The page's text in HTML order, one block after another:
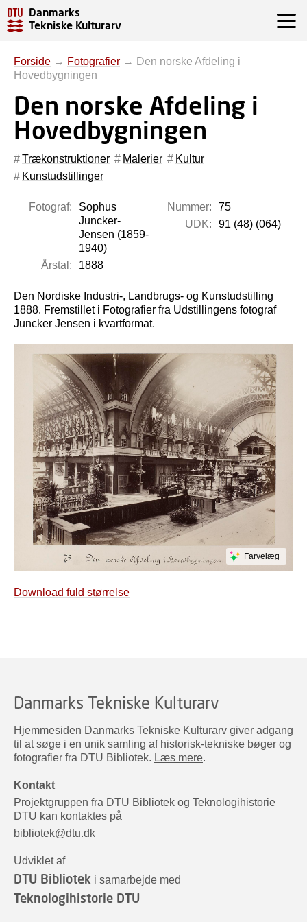
Danmarks
Tekniske Kulturarv
Forside → Fotografier → Den norske Afdeling i
Hovedbygningen
Den norske Afdeling i
Hovedbygningen
Trækonstruktioner Malerier
Kultur
Kunstudstillinger
Fotograf:
Sophus
Juncker-
Jensen (1859-
1940)
Årstal:
1888
Nummer:
75
UDK:
91 (48) (064)
Den Nordiske Industri-, Landbrugs- og Kunstudstilling
1888. Fremstillet i Fotografier fra Udstillingens fotograf
Juncker Jensen i kvartformat.
Farvelæg
Download fuld størrelse
Danmarks Tekniske Kulturarv
Hjemmesiden Danmarks Tekniske Kulturarv giver adgang
til at søge i en unik samling af historisk-tekniske bøger og
fotografier fra DTU Bibliotek. Læs mere.
Kontakt
Projektgruppen fra DTU Bibliotek og Teknologihistorie
DTU kan kontaktes på
bibliotek@dtu.dk
Udviklet af
DTU Bibliotek i samarbejde med
Teknologihistorie DTU